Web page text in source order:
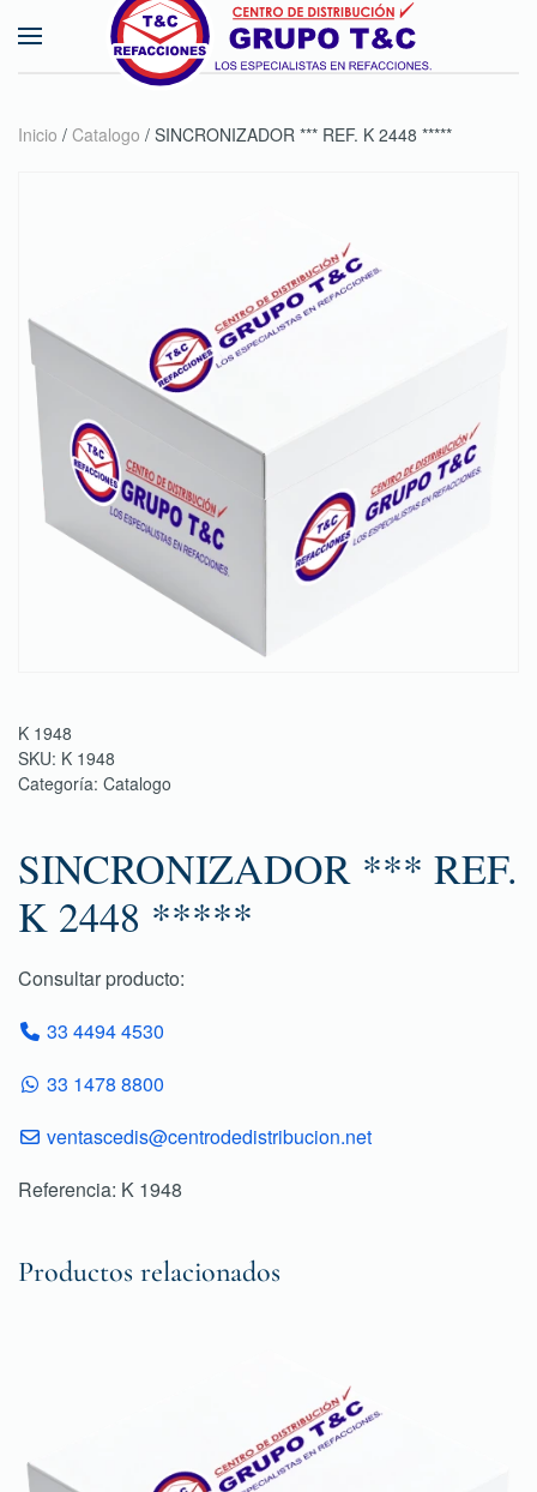
Skip to main content
Inicio / Catalogo / SINCRONIZADOR *** REF. K 2448 *****
K 1948
SKU: K 1948
Categoría: Catalogo
SINCRONIZADOR *** REF.
K 2448 *****
Consultar producto:
33 4494 4530
33 1478 8800
ventascedis@centrodedistribucion.net
Referencia: K 1948
Productos relacionados